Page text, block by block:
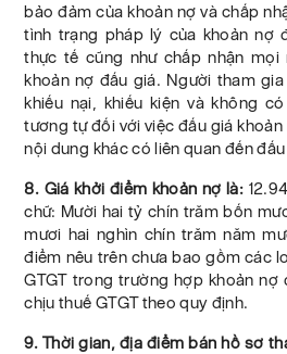
bảo đảm của khoản nợ và chấp
tình trạng pháp lý của khoản nợ
thực tế cũng như chấp nhận
khoản nợ đấu giá. Người tham
khiếu nại, khiếu kiện và không
tương tự đối với việc đấu giá
nội dung khác có liên quan đến
8. Giá khởi điểm khoản nợ là:
chữ: Mười hai tỷ chín trăm bốn
mươi hai nghìn chín trăm năm
điểm nêu trên chưa bao gồm các
GTGT trong trường hợp khoản nợ
chịu thuế GTGT theo quy định.
9. Thời gian, địa điểm bán hồ sơ